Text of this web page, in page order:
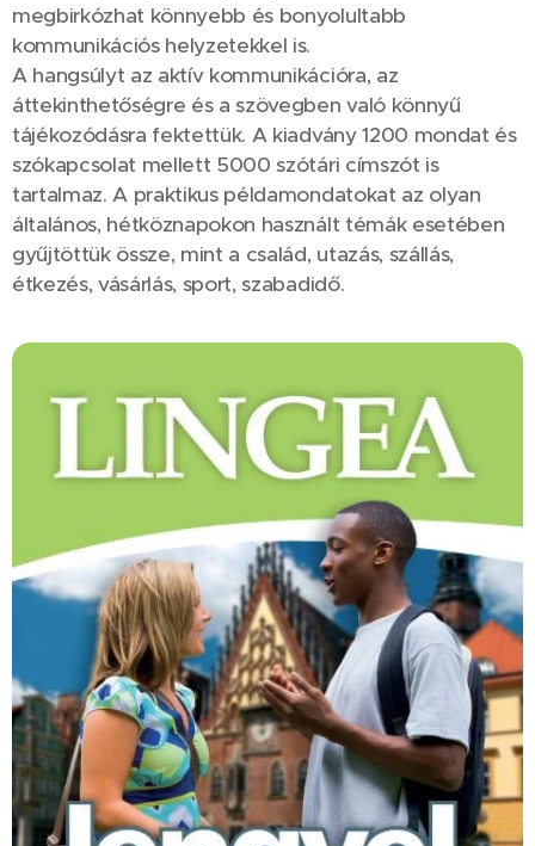
megbirkózhat könnyebb és bonyolultabb
kommunikációs helyzetekkel is.
A hangsúlyt az aktív kommunikációra, az
áttekinthetőségre és a szövegben való könnyű
tájékozódásra fektettük. A kiadvány 1200 mondat és
szókapcsolat mellett 5000 szótári címszót is
tartalmaz. A praktikus példamondatokat az olyan
általános, hétköznapokon használt témák esetében
gyűjtöttük össze, mint a család, utazás, szállás,
étkezés, vásárlás, sport, szabadidő.